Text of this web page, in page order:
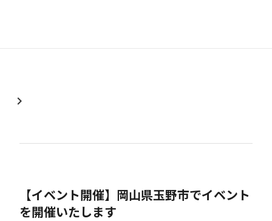
chevron_right
【イベント開催】岡山県玉野市でイベント
を開催いたします